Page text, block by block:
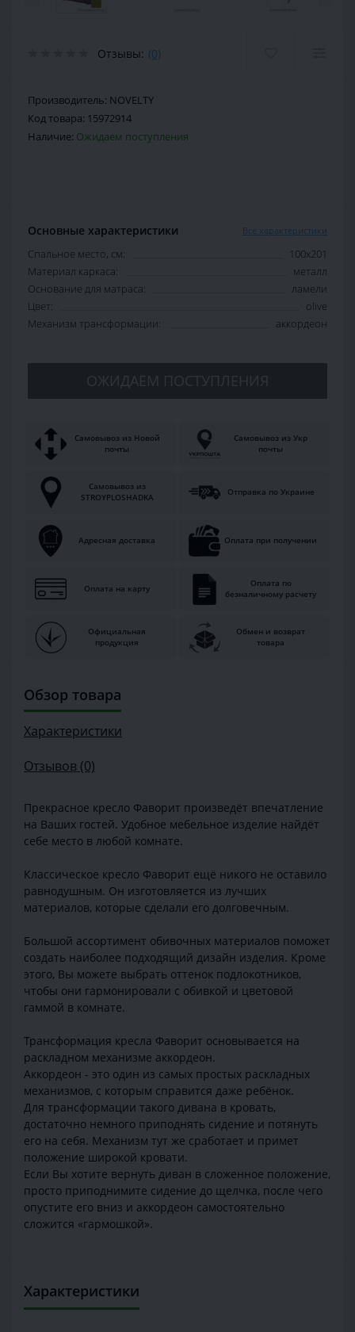
Отзывы: (0)
Производитель: NOVELTY
Код товара: 15972914
Наличие: Ожидаем поступления
Основные характеристики Все характеристики
Спальное место, см:
100х201
Материал каркаса:
металл
Основание для матраса:
ламели
Цвет:
olive
Механизм трансформации:
аккордеон
ОЖИДАЕМ ПОСТУПЛЕНИЯ
Самовывоз из Новой
почты
Самовывоз из Укр
почты
Самовывоз из
STROYPLOSHADKA
Отправка по Украине
Адресная доставка Оплата при получении
Оплата на карту
Оплата по
безналичному расчету
Официальная
продукция
Обмен и возврат
товара
Обзор товара
Характеристики
Отзывов (0)
Прекрасное кресло Фаворит произведёт впечатление
на Ваших гостей. Удобное мебельное изделие найдёт
себе место в любой комнате.
Классическое кресло Фаворит ещё никого не оставило
равнодушным. Он изготовляется из лучших
материалов, которые сделали его долговечным.
Большой ассортимент обивочных материалов поможет
создать наиболее подходящий дизайн изделия. Кроме
этого, Вы можете выбрать оттенок подлокотников,
чтобы они гармонировали с обивкой и цветовой
гаммой в комнате.
Трансформация кресла Фаворит основывается на
раскладном механизме аккордеон.
Аккордеон - это один из самых простых раскладных
механизмов, с которым справится даже ребёнок.
Для трансформации такого дивана в кровать,
достаточно немного приподнять сидение и потянуть
его на себя. Механизм тут же сработает и примет
положение широкой кровати.
Если Вы хотите вернуть диван в сложенное положение,
просто приподнимите сидение до щелчка, после чего
опустите его вниз и аккордеон самостоятельно
сложится «гармошкой».
Характеристики